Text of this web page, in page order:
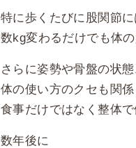
特に歩くたびに股関節
数kg変わるだけでも体
さらに姿勢や骨盤の状態
体の使い方のクセも関係
食事だけではなく整体
数年後に